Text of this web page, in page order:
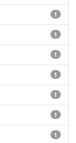
1
1
1
1
1
1
1